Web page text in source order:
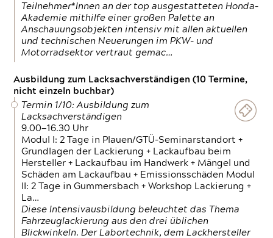
Teilnehmer*Innen an der top ausgestatteten Honda-
Akademie mithilfe einer großen Palette an
Anschauungsobjekten intensiv mit allen aktuellen
und technischen Neuerungen im PKW- und
Motorradsektor vertraut gemac…
Ausbildung zum Lacksachverständigen (10 Termine,
nicht einzeln buchbar)
Termin 1/10: Ausbildung zum
Lacksachverständigen
9.00—16.30 Uhr
Modul I: 2 Tage in Plauen/GTÜ-Seminarstandort +
Grundlagen der Lackierung + Lackaufbau beim
Hersteller + Lackaufbau im Handwerk + Mängel und
Schäden am Lackaufbau + Emissionsschäden Modul
II: 2 Tage in Gummersbach + Workshop Lackierung +
La…
Diese Intensivausbildung beleuchtet das Thema
Fahrzeuglackierung aus den drei üblichen
Blickwinkeln. Der Labortechnik, dem Lackhersteller